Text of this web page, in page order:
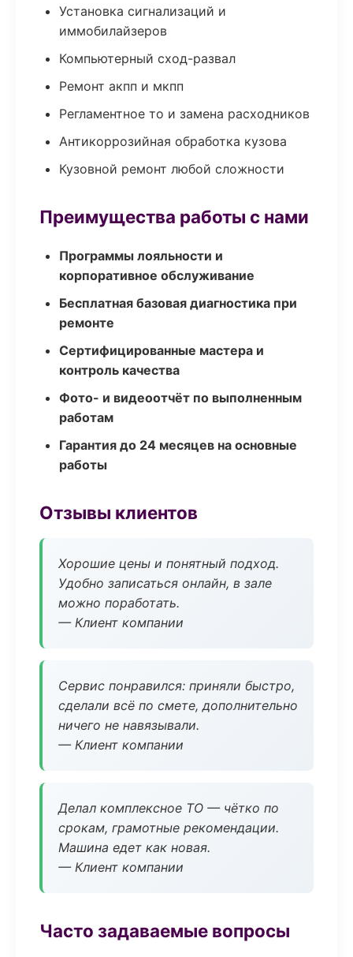
Установка сигнализаций и
иммобилайзеров
Компьютерный сход-развал
Ремонт акпп и мкпп
Регламентное то и замена расходников
Антикоррозийная обработка кузова
Кузовной ремонт любой сложности
Преимущества работы с нами
Программы лояльности и
корпоративное обслуживание
Бесплатная базовая диагностика при
ремонте
Сертифицированные мастера и
контроль качества
Фото- и видеоотчёт по выполненным
работам
Гарантия до 24 месяцев на основные
работы
Отзывы клиентов
Хорошие цены и понятный подход.
Удобно записаться онлайн, в зале
можно поработать.
— Клиент компании
Сервис понравился: приняли быстро,
сделали всё по смете, дополнительно
ничего не навязывали.
— Клиент компании
Делал комплексное ТО — чётко по
срокам, грамотные рекомендации.
Машина едет как новая.
— Клиент компании
Часто задаваемые вопросы